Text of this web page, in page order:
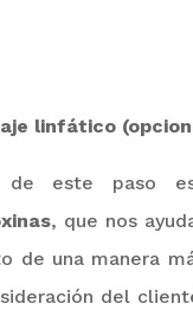
linfático
de este paso
, que nos
de una manera
del